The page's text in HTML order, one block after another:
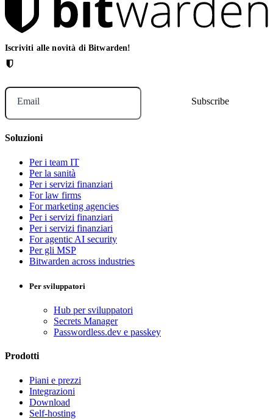
Iscriviti alle novità di Bitwarden!
Email
Soluzioni
Per i team IT
Per la sanità
Per i servizi finanziari
For law firms
For marketing agencies
Per i servizi finanziari
Per i servizi finanziari
For agentic AI security
Per gli MSP
Bitwarden across industries
Per sviluppatori
Hub per sviluppatori
Secrets Manager
Passwordless.dev e passkey
Prodotti
Piani e prezzi
Integrazioni
Download
Self-hosting